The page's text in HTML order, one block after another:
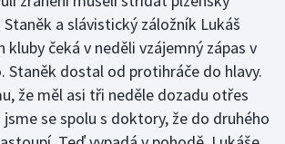
a slávistický záložník Lukáš
kluby čeká v neděli vzájemný zápas v
Staněk dostal od protihráče do hlavy.
že měl asi tři neděle dozadu otřes
se spolu s doktory, že do druhého